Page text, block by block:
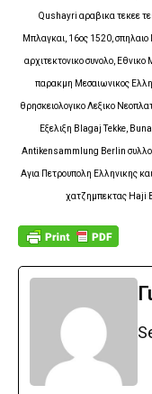
Qushayri αραβικα τεκεε
Μπλαγκαι, 16ος 1520,
αρχιτεκτονικο συνολο,
παρακμη Μεσαιωνικος
θρησκειολογικο Λεξικο
Εξελιξη Blagaj Tekke,
Antikensammlung Berlin
Αγια Πετρουπολη Ελληνικης
χατζημπεκτας Haji